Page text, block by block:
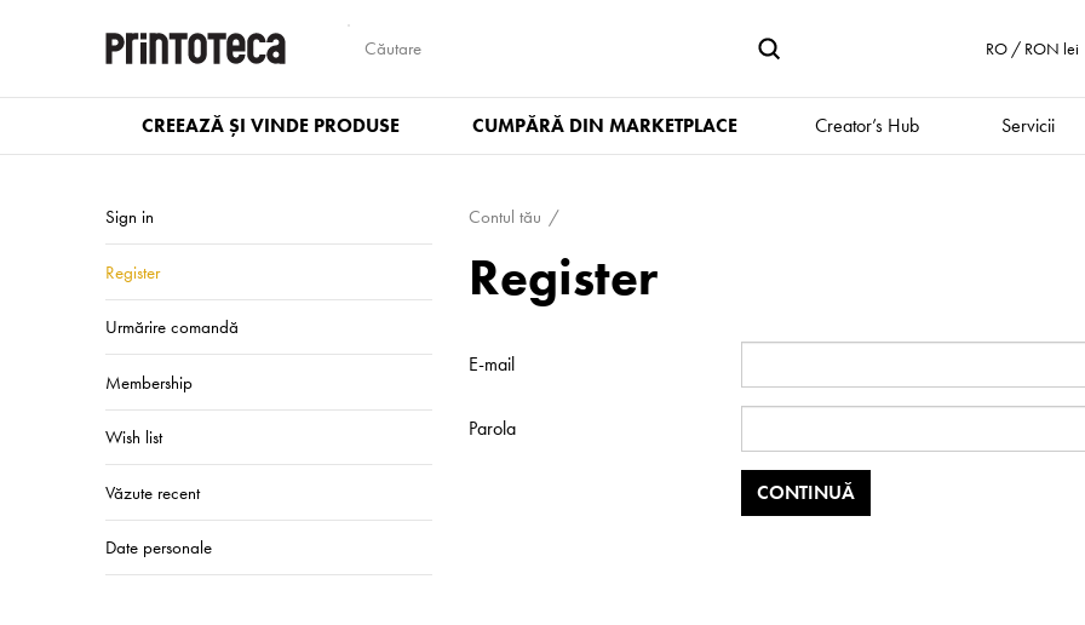
RO / RON lei
CREEAZĂ ȘI VINDE PRODUSE CUMPĂRĂ DIN MARKETPLACE Creator’s Hub Servicii
Sign in
Register
Urmărire comandă
Membership
Wish list
Văzute recent
Date personale
Contul tău
Register
E-mail
Parola